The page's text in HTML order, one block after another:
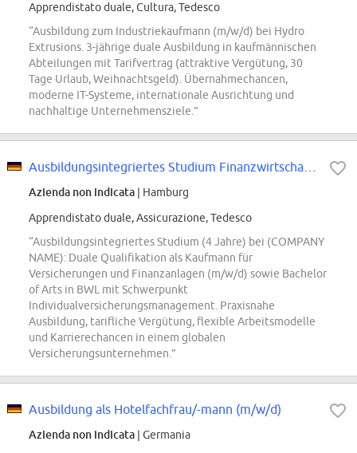
Apprendistato duale, Cultura, Tedesco
“Ausbildung zum Industriekaufmann (m/w/d) bei Hydro
Extrusions. 3-jährige duale Ausbildung in kaufmännischen
Abteilungen mit Tarifvertrag (attraktive Vergütung, 30
Tage Urlaub, Weihnachtsgeld). Übernahmechancen,
moderne IT-Systeme, internationale Ausrichtung und
nachhaltige Unternehmensziele.”
Azienda non indicata | Hamburg
Apprendistato duale, Assicurazione, Tedesco
“Ausbildungsintegriertes Studium (4 Jahre) bei (COMPANY
NAME): Duale Qualifikation als Kaufmann für
Versicherungen und Finanzanlagen (m/w/d) sowie Bachelor
of Arts in BWL mit Schwerpunkt
Individualversicherungsmanagement. Praxisnahe
Ausbildung, tarifliche Vergütung, flexible Arbeitsmodelle
und Karrierechancen in einem globalen
Versicherungsunternehmen.”
Ausbildung als Hotelfachfrau/-mann (m/w/d)
Azienda non indicata | Germania